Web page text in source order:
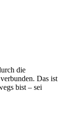
die
Das ist
bist – sei